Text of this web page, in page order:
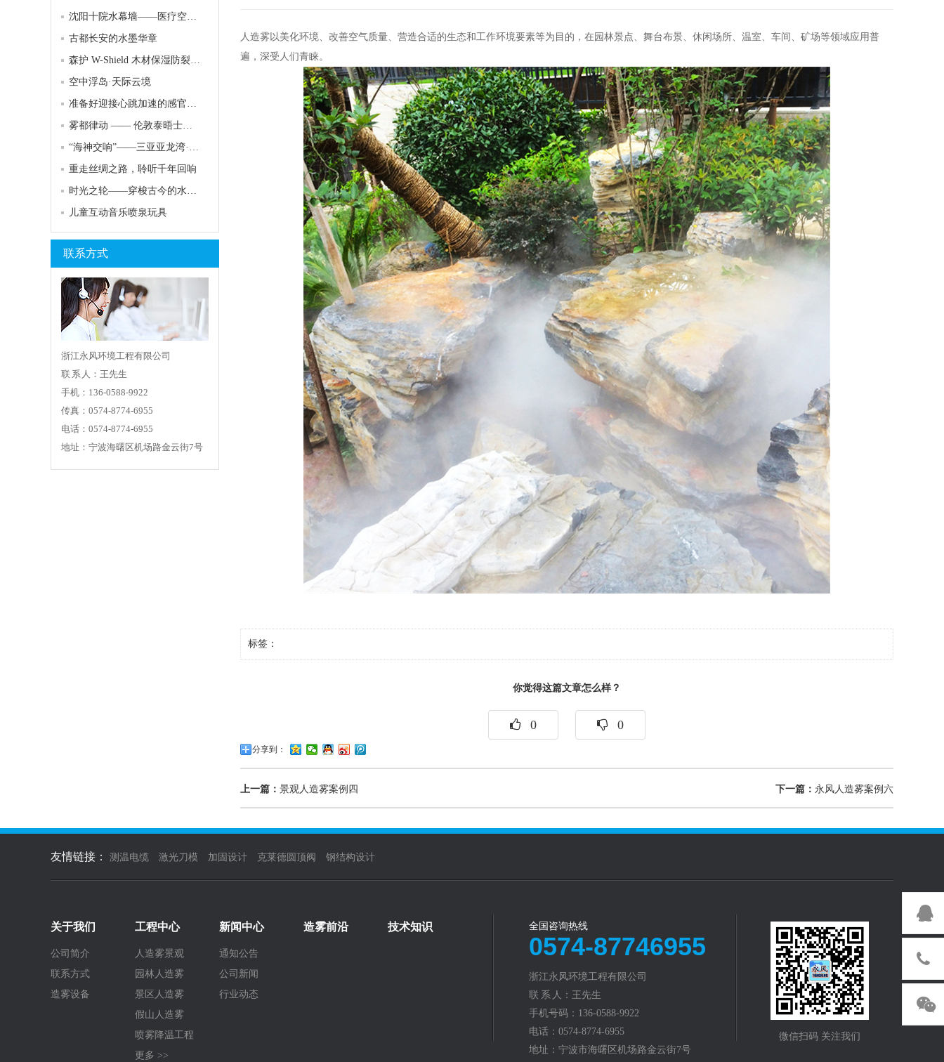
沈阳十院水幕墙——医疗空间的人文关怀
古都长安的水墨华章
森护 W-Shield 木材保湿防裂喷雾网
空中浮岛·天际云境
准备好迎接心跳加速的感官风暴了吗？
雾都律动 —— 伦敦泰晤士河上的蒸汽诗篇
“海神交响”——三亚亚龙湾·热带海洋音乐喷泉
重走丝绸之路，聆听千年回响
时光之轮——穿梭古今的水上史诗
儿童互动音乐喷泉玩具
联系方式
浙江永风环境工程有限公司
联 系 人：王先生
手机：136-0588-9922
传真：0574-8774-6955
电话：0574-8774-6955
地址：宁波海曙区机场路金云街7号
人造雾以美化环境、改善空气质量、营造合适的生态和工作环境要素等为目的，在园林景点、舞台布景、休闲场所、温室、车间、矿场等领域应用普
遍，深受人们青睐。
标签：
你觉得这篇文章怎么样？
0 0
分享到：
上一篇： 景观人造雾案例四 下一篇： 永风人造雾案例六
友情链接： 测温电缆 激光刀模 加固设计 克莱德圆顶阀 钢结构设计
关于我们
公司简介
联系方式
造雾设备
工程中心
人造雾景观
园林人造雾
景区人造雾
假山人造雾
喷雾降温工程
更多 >>
新闻中心
通知公告
公司新闻
行业动态
造雾前沿 技术知识 全国咨询热线
0574-87746955
浙江永风环境工程有限公司
联 系 人：王先生
手机号码：136-0588-9922
电话：0574-8774-6955
地址：宁波市海曙区机场路金云街7号
微信扫码 关注我们